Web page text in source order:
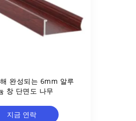
완성되는 6mm 알루
창 단면도 나무
지금 연락